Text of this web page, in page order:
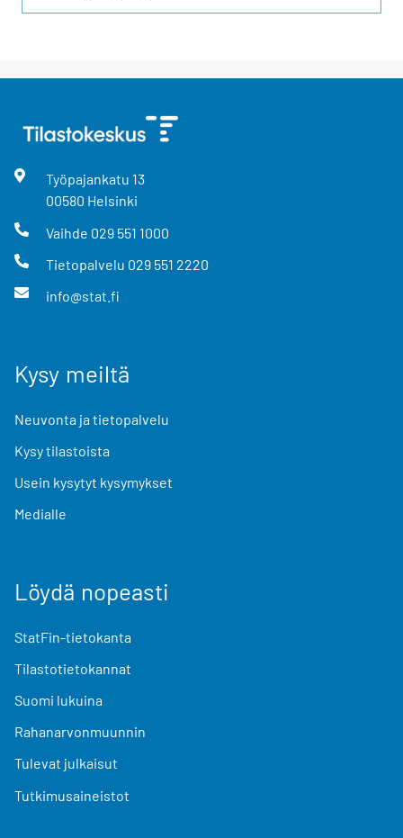
Työpajankatu 13
00580 Helsinki
Vaihde 029 551 1000
Tietopalvelu 029 551 2220
info@stat.fi
Kysy meiltä
Neuvonta ja tietopalvelu
Kysy tilastoista
Usein kysytyt kysymykset
Medialle
Löydä nopeasti
StatFin-tietokanta
Tilastotietokannat
Suomi lukuina
Rahanarvonmuunnin
Tulevat julkaisut
Tutkimusaineistot